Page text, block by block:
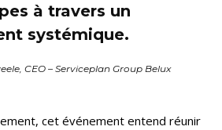
à travers un
systémique.
CEO – Serviceplan Group Belux
cet événement entend réunir